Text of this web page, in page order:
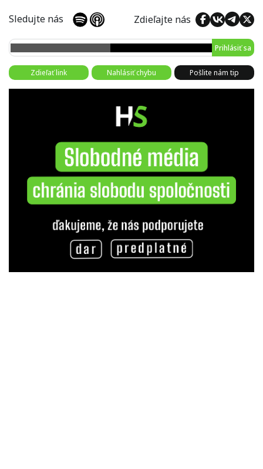
Sledujte nás Zdieľajte nás
Prihlásiť sa
Zdieľať link Nahlásiť chybu Pošlite nám tip